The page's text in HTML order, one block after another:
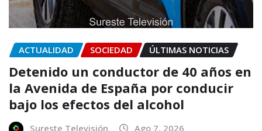
ACTUALIDAD SOCIEDAD ÚLTIMAS NOTICIAS
Detenido un conductor de 40 años en
la Avenida de España por conducir
bajo los efectos del alcohol
Sureste Televisión Ago 7, 2026